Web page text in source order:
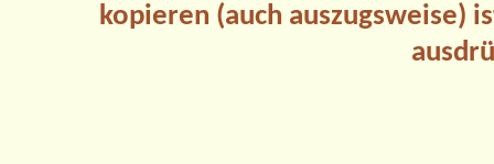
kopieren (auch auszugsweise)